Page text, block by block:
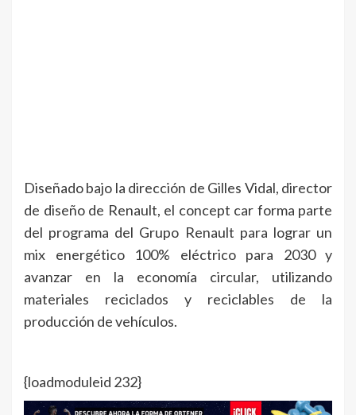
Diseñado bajo la dirección de Gilles Vidal, director
de diseño de Renault, el concept car forma parte
del programa del Grupo Renault para lograr un
mix energético 100% eléctrico para 2030 y
avanzar en la economía circular, utilizando
materiales reciclados y reciclables de la
producción de vehículos.
{loadmoduleid 232}